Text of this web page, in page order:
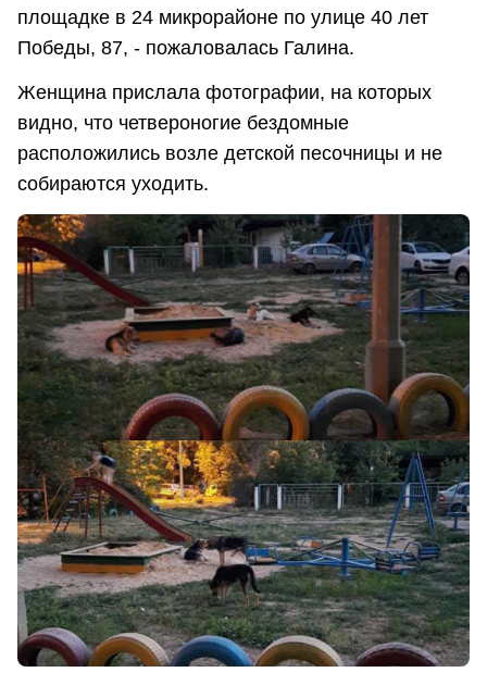
площадке в 24 микрорайоне по улице 40 лет
Победы, 87, - пожаловалась Галина.
Женщина прислала фотографии, на которых
видно, что четвероногие бездомные
расположились возле детской песочницы и не
собираются уходить.